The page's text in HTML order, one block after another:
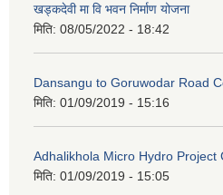
खड्कदेवी मा वि भवन निर्माण योजना
मिति: 08/05/2022 - 18:42
Dansangu to Goruwodar Road
मिति: 01/09/2019 - 15:16
Adhalikhola Micro Hydro Project
मिति: 01/09/2019 - 15:05